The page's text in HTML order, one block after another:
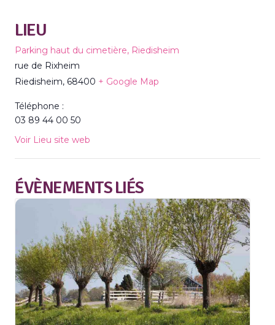
LIEU
Parking haut du cimetière, Riedisheim
rue de Rixheim
Riedisheim, 68400 + Google Map
Téléphone :
03 89 44 00 50
Voir Lieu site web
ÉVÈNEMENTS LIÉS